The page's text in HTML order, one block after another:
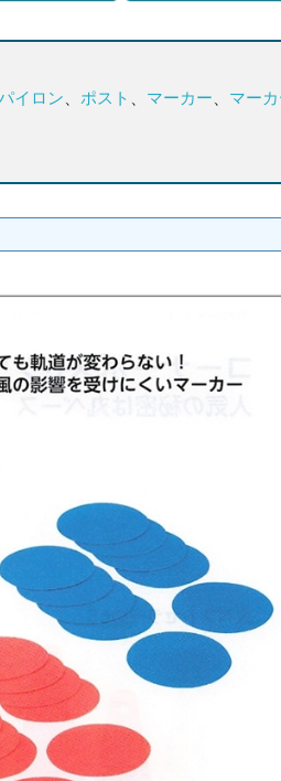
イロン ポスト マーカー マー